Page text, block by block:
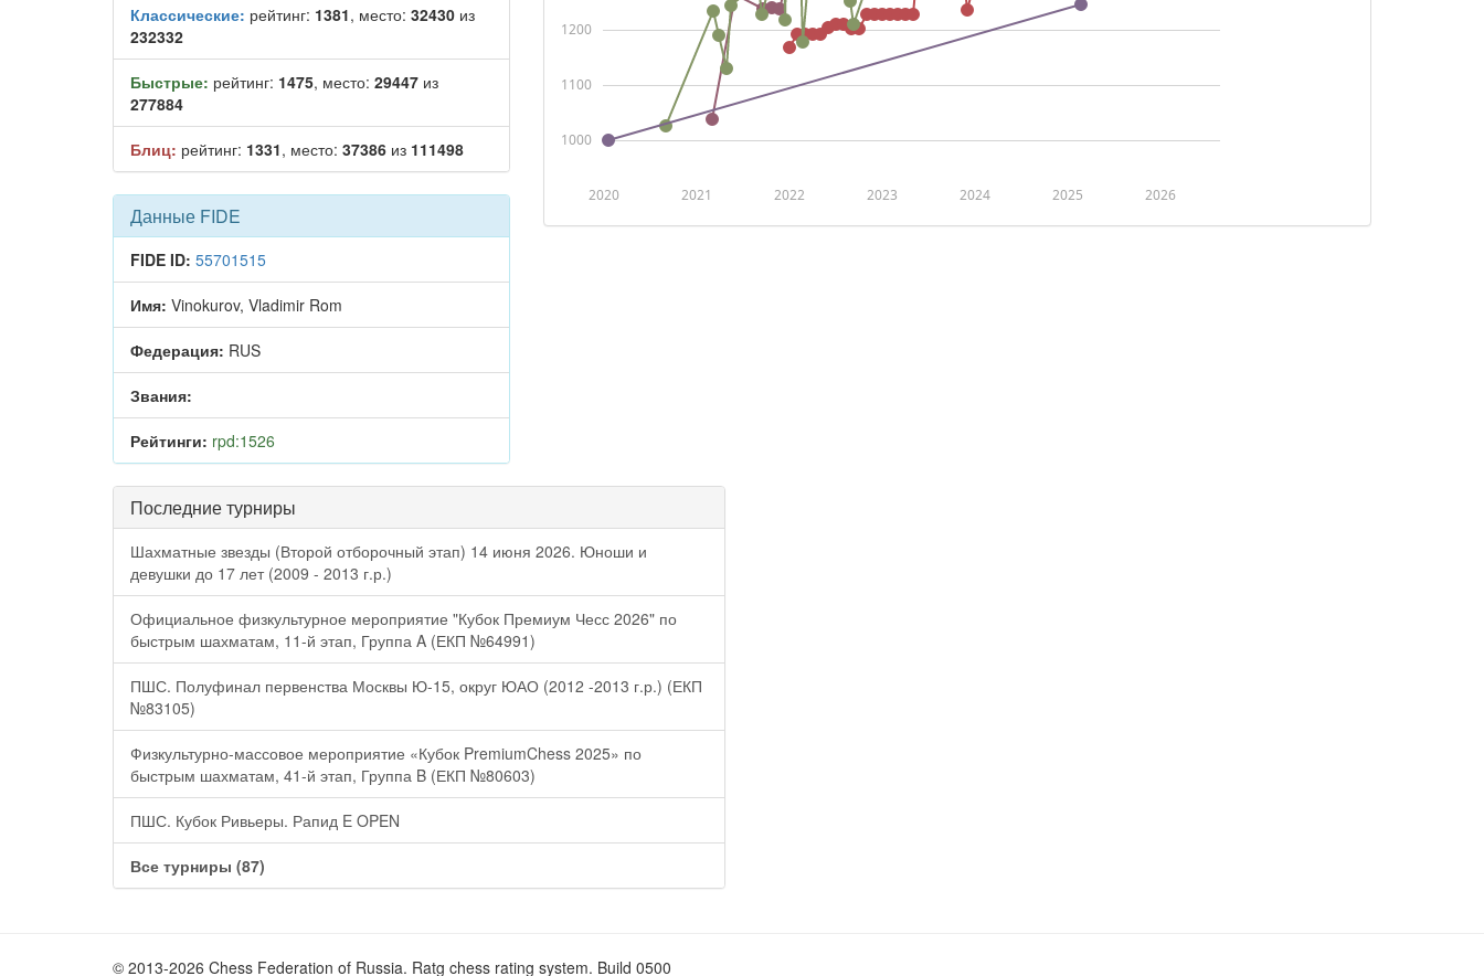
Классические: рейтинг: 1381, место: 32430 из
232332
Быстрые: рейтинг: 1475, место: 29447 из
277884
Блиц: рейтинг: 1331, место: 37386 из 111498
Данные FIDE
FIDE ID: 55701515
Имя: Vinokurov, Vladimir Rom
Федерация: RUS
Звания:
Рейтинги: rpd:1526
2020 2021 2022 2023 2024 2025 2026
1000
1100
1200
Последние турниры
Шахматные звезды (Второй отборочный этап) 14 июня 2026. Юноши и
девушки до 17 лет (2009 - 2013 г.р.)
Официальное физкультурное мероприятие "Кубок Премиум Чесс 2026" по
быстрым шахматам, 11-й этап, Группа A (ЕКП №64991)
ПШС. Полуфинал первенства Москвы Ю-15, округ ЮАО (2012 -2013 г.р.) (ЕКП
№83105)
Физкультурно-массовое мероприятие «Кубок PremiumChess 2025» по
быстрым шахматам, 41-й этап, Группа B (ЕКП №80603)
ПШС. Кубок Ривьеры. Рапид E OPEN
Все турниры (87)
© 2013-2026 Chess Federation of Russia. Ratg chess rating system. Build 0500